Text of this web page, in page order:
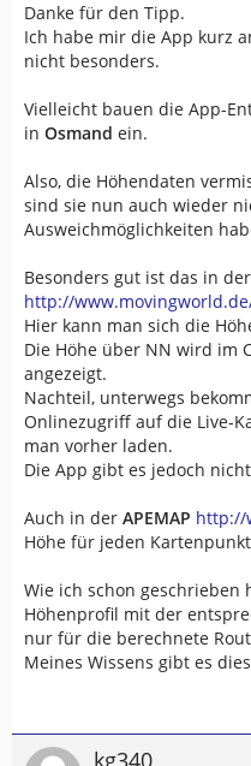
Danke für den Tipp.
Ich habe mir die App kurz
nicht besonders.
Vielleicht bauen die App-
in Osmand ein.
Also, die Höhendaten
sind sie nun auch wieder
Ausweichmöglichkeiten
Besonders gut ist das in
http://
Hier kann man sich die
Die Höhe über NN wird im
angezeigt.
Nachteil, unterwegs
Onlinezugriff auf die Live-
man vorher laden.
Die App gibt es jedoch
Auch in der APEMAP http://
Höhe für jeden
Wie ich schon geschrieben
Höhenprofil mit der
nur für die berechnete
Meines Wissens gibt es